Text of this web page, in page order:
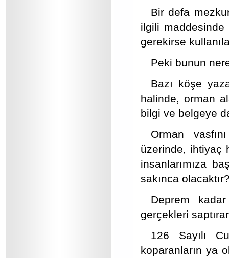
Bir defa
ilgili maddesinde
gerekirse
Peki bunun
Bazı köşe
halinde, orman
bilgi ve belgeye
Orman
üzerinde, ihtiyaç
insanlarımıza
sakınca
Deprem
gerçekleri
126 Sayılı
koparanların ya